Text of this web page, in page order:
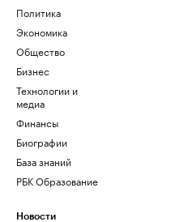
Политика
Экономика
Общество
Бизнес
Технологии и
медиа
Финансы
Биографии
База знаний
РБК Образование
Новости